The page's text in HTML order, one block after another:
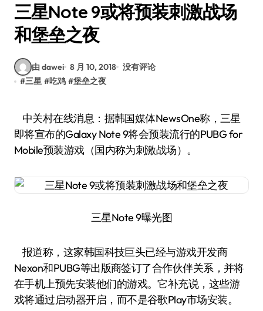
三星Note 9或将预装刺激战场
和堡垒之夜
由 dawei 8 月 10, 2018 没有评论
#三星 #吃鸡 #堡垒之夜
中关村在线消息：据韩国媒体NewsOne称，三星
即将宣布的Galaxy Note 9将会预装流行的PUBG for
Mobile预装游戏（国内称为刺激战场）。
三星Note 9曝光图
报道称，这家韩国科技巨头已经与游戏开发商
Nexon和PUBG等出版商签订了合作伙伴关系，并将
在手机上预先安装他们的游戏。它补充说，这些游
戏将通过启动器开启，而不是谷歌Play市场安装。